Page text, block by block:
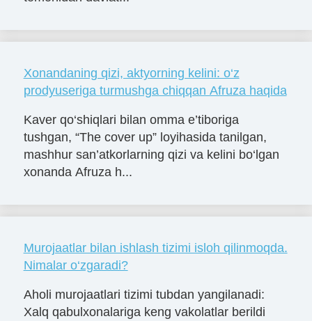
Xonandaning qizi, aktyorning kelini: o‘z
prodyuseriga turmushga chiqqan Afruza haqida
Kaver qo‘shiqlari bilan omma e’tiboriga
tushgan, “The cover up” loyihasida tanilgan,
mashhur san’atkorlarning qizi va kelini bo‘lgan
xonanda Afruza h...
Murojaatlar bilan ishlash tizimi isloh qilinmoqda.
Nimalar o‘zgaradi?
Aholi murojaatlari tizimi tubdan yangilanadi:
Xalq qabulxonalariga keng vakolatlar berildi